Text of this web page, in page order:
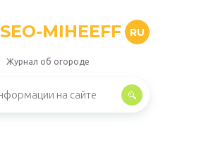
SEO-MIHEEFF RU
Журнал об огороде